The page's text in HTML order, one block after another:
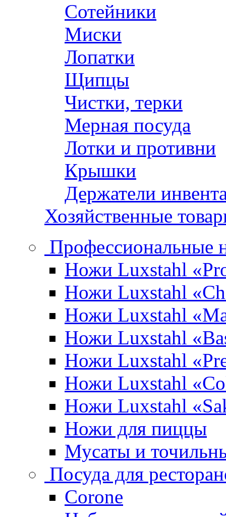
Сотейники
Миски
Лопатки
Щипцы
Чистки, терки
Мерная посуда
Лотки и противни
Крышки
Держатели
Хозяйственные
Профессиональные
Ножи Luxstahl
Ножи Luxstahl
Ножи Luxstahl
Ножи Luxstahl
Ножи Luxstahl
Ножи Luxstahl
Ножи Luxstahl
Ножи для пиццы
Мусаты и
Посуда для
Corone